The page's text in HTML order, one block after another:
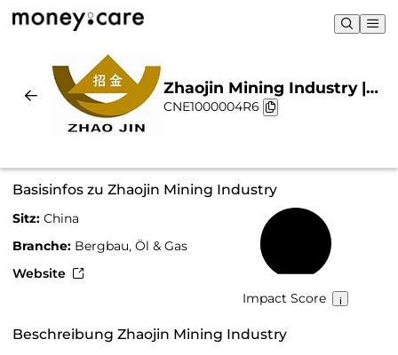
Zhaojin Mining Industry |
Nachhaltigkeit & Chart
CNE1000004R6
Basisinfos zu Zhaojin Mining Industry
Sitz: China
Branche: Bergbau, Öl & Gas
Website
Impact Score
Beschreibung Zhaojin Mining Industry